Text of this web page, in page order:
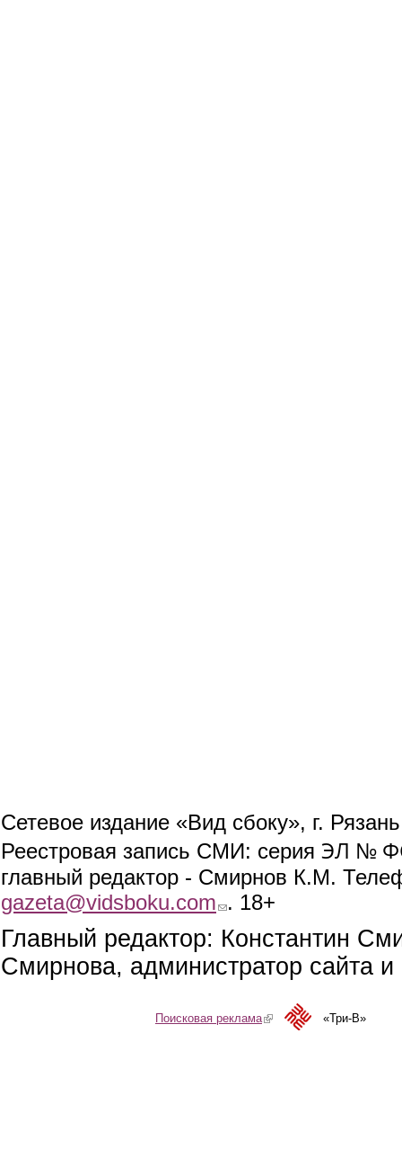
Сетевое издание «Вид сбоку», г.
Реестровая запись СМИ: серия ЭЛ №
главный редактор - Смирнов К.М.
gazeta@vidsboku.com (link sends e-mail)
. 18+
Главный редактор: Константин
Смирнова, администратор сайта
Поисковая реклама(link is external)«Три-В»